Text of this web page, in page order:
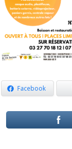
Facebook